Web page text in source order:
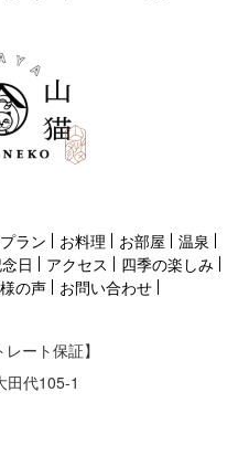
ラン お料理 お部屋
温泉
日 アクセス
四季の楽しみ
の声
お問い合わせ
ート保証】
田代105-1